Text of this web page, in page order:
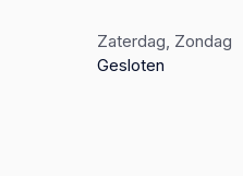
Zaterdag, Zondag
Gesloten